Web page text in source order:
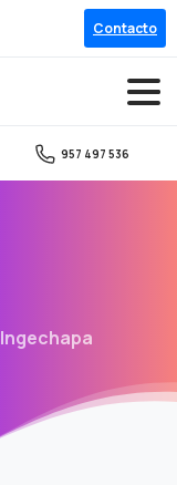
Contacto
957 497 536
Ingechapa